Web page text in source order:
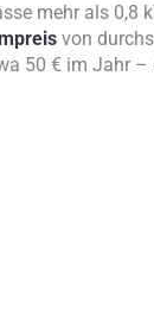
mehr als 0,8
von
50 € im Jahr –